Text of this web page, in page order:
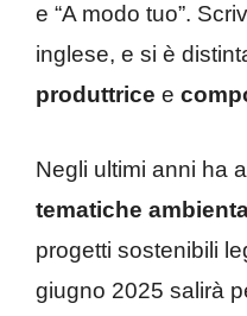
e “A modo tuo”.
inglese, e si è
produttrice e
Negli ultimi anni ha
tematiche
progetti sostenibili
giugno 2025 salirà